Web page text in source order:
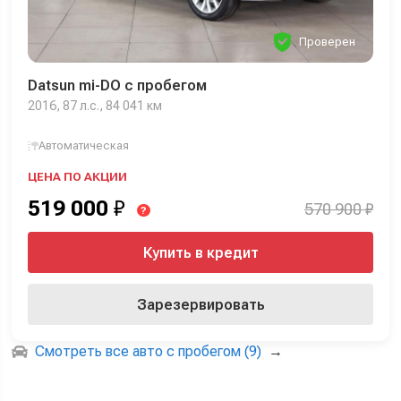
Проверен
Datsun mi-DO с пробегом
2016, 87 л.с., 84 041 км
Автоматическая
ЦЕНА ПО АКЦИИ
519 000 ₽ ? 570 900 ₽
Купить в кредит
Зарезервировать
Смотреть все авто с пробегом (9) →